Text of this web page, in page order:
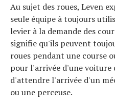
Au sujet des roues, Leven
seule équipe à toujours
levier à la demande des
signifie qu'ils peuvent
roues pendant une course
pour l'arrivée d'une voiture
d'attendre l'arrivée d'un
ou une perceuse.